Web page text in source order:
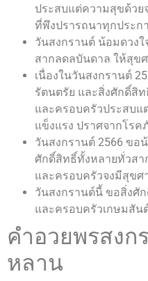
ประสบแต่ความสุขด้ว
ที่พึงปรารถนาทุกประก
วันสงกรานต์ น้อมดวง
สากลดลบันดาล ให้สุข
เนื่องในวันสงกรานต์
รัตนตรัย และสิ่งศักดิ์สิ
และครอบครัวประสบ
แข็งแรง ปราศจากโรค
วันสงกรานต์ 2566 ขอ
ศักดิ์สิทธิ์ทั้งหลายทั่วส
และครอบครัวจงมีสุข
วันสงกรานต์นี้ ขอสิ่งศั
และครอบครัวเกษมสัน
คำอวยพรสงก
หลาน